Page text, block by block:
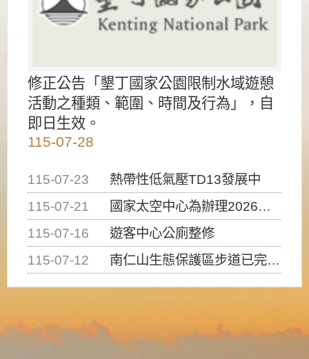
修正公告「墾丁國家公園限制水域遊憩
活動之種類、範圍、時間及行為」，自
即日生效。
115-07-28
115-07-23
熱帶性低氣壓TD13發展中
115-07-21
國家太空中心為辦理2026台灣盃火箭競賽，陸、海、空域警戒及協調相關事宜，因颱風備案事宜
115-07-16
遊客中心公廁整修
115-07-12
南仁山生態保護區步道已完成修復，自115年7月13日（星期一）起恢復開放入園，歡迎民眾依規定申請入園....